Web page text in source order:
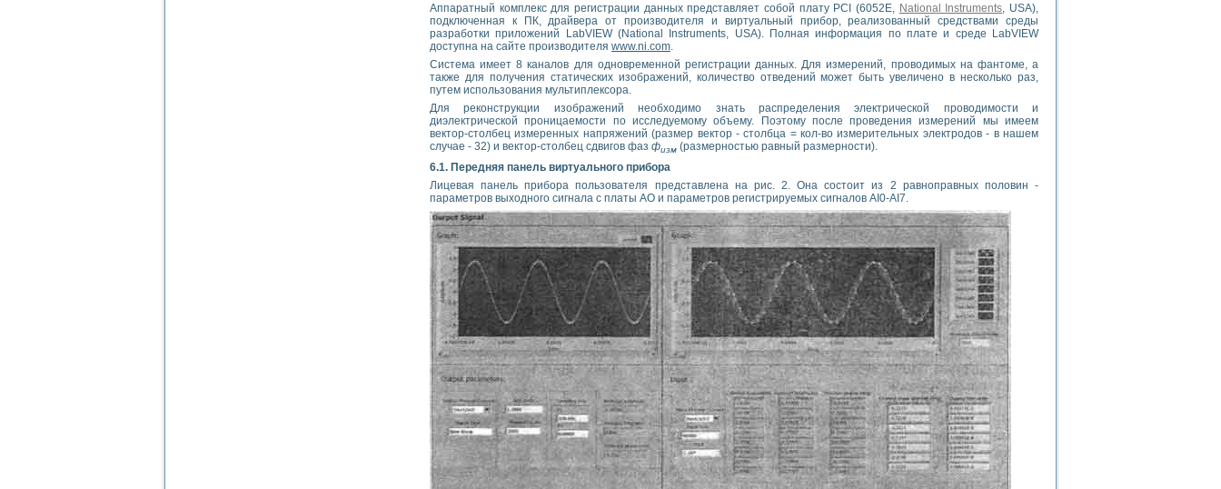
Аппаратный комплекс для регистрации данных представляет собой плату PCI (6052E, National Instruments, USA),
подключенная к ПК, драйвера от производителя и виртуальный прибор, реализованный средствами среды
разработки приложений LabVIEW (National Instruments, USA). Полная информация по плате и среде LabVIEW
доступна на сайте производителя www.ni.com.
Система имеет 8 каналов для одновременной регистрации данных. Для измерений, проводимых на фантоме, а
также для получения статических изображений, количество отведений может быть увеличено в несколько раз,
путем использования мультиплексора.
Для
реконструкции изображений необходимо знать распределения электрической проводимости и
диэлектрической проницаемости по исследуемому объему. Поэтому после проведения измерений мы имеем
вектор-столбец измеренных напряжений (размер вектор - столбца = кол-во измерительных электродов - в нашем
случае - 32) и вектор-столбец сдвигов фаз физм (размерностью равный размерности).
6.1. Передняя панель виртуального прибора
Лицевая панель прибора пользователя представлена на рис. 2. Она состоит из 2 равноправных половин -
параметров выходного сигнала с платы АО и параметров регистрируемых сигналов AI0-AI7.